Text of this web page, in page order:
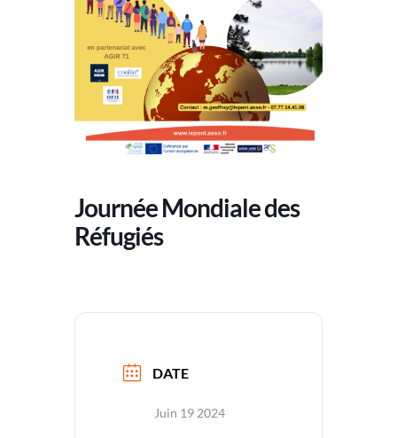
Journée Mondiale des
Réfugiés
DATE
Juin 19 2024